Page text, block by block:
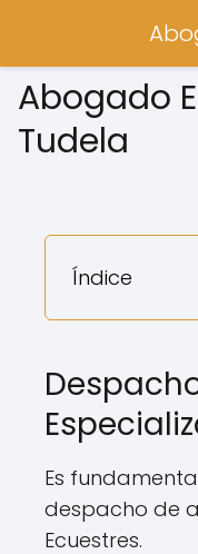
Abogado
Tudela
Índice
Es
despacho de
Ecuestres.